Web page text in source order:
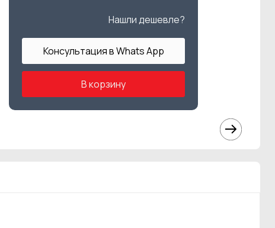
Нашли дешевле?
Консультация в Whats App
В корзину